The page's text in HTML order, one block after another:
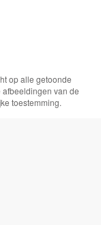
op alle getoonde
van de
toestemming.